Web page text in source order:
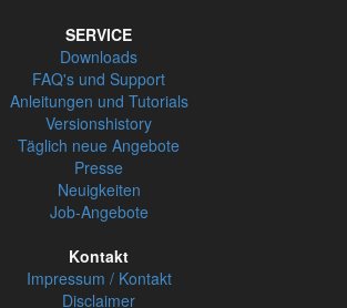
SERVICE
Downloads
FAQ's und Support
Anleitungen und Tutorials
Versionshistory
Täglich neue Angebote
Presse
Neuigkeiten
Job-Angebote
Kontakt
Impressum / Kontakt
Disclaimer